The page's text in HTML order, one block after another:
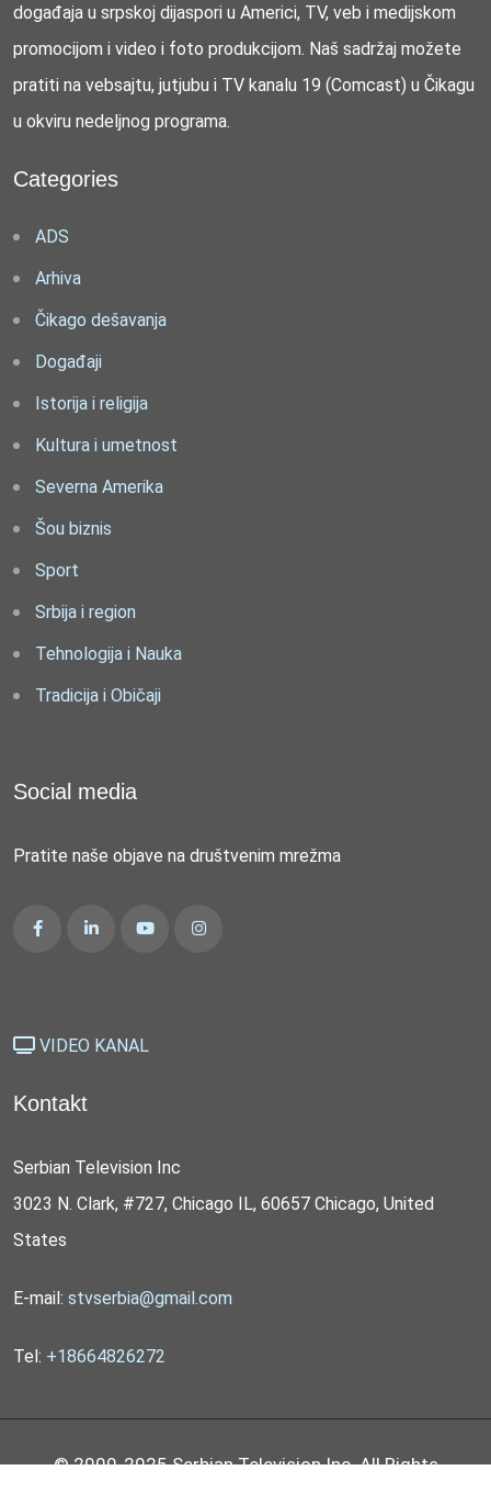
događaja u srpskoj dijaspori u Americi, TV, veb i medijskom
promocijom i video i foto produkcijom. Naš sadržaj možete
pratiti na vebsajtu, jutjubu i TV kanalu 19 (Comcast) u Čikagu
u okviru nedeljnog programa.
Categories
ADS
Arhiva
Čikago dešavanja
Događaji
Istorija i religija
Kultura i umetnost
Severna Amerika
Šou biznis
Sport
Srbija i region
Tehnologija i Nauka
Tradicija i Običaji
Social media
Pratite naše objave na društvenim mrežma
VIDEO KANAL
Kontakt
Serbian Television Inc
3023 N. Clark, #727, Chicago IL, 60657 Chicago, United
States
E-mail: stvserbia@gmail.com
Tel: +18664826272
© 2000-2025 Serbian Television Inc. All Rights